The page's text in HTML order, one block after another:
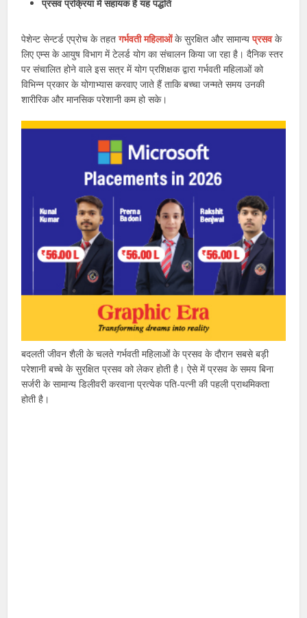
प्रसव प्रक्रिया में सहायक है यह पद्धति
पेशेन्ट सेन्टर्ड एप्रोच के तहतगर्भवती महिलाओंके सुरक्षित और सामान्यप्रसवके
लिए एम्स के आयुष विभाग में टेलर्ड योग का संचालन किया जा रहा है। दैनिक स्तर
पर संचालित होने वाले इस सत्र में योग प्रशिक्षक द्वारा गर्भवती महिलाओं को
विभिन्न प्रकार के योगाभ्यास करवाए जाते हैं ताकि बच्चा जन्मते समय उनकी
शारीरिक और मानसिक परेशानी कम हो सके।
बदलती जीवन शैली के चलते गर्भवती महिलाओं के प्रसव के दौरान सबसे बड़ी
परेशानी बच्चे के सुरक्षित प्रसव को लेकर होती है। ऐसे में प्रसव के समय बिना
सर्जरी के सामान्य डिलीवरी करवाना प्रत्येक पति-पत्नी की पहली प्राथमिकता
होती है।